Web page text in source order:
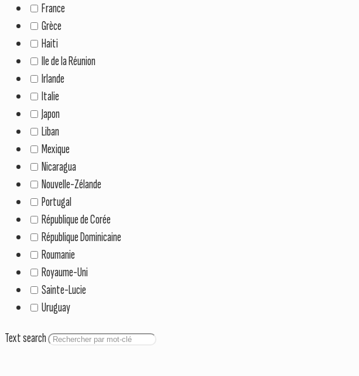
France
Grèce
Haiti
Ile de la Réunion
Irlande
Italie
Japon
Liban
Mexique
Nicaragua
Nouvelle-Zélande
Portugal
République de Corée
République Dominicaine
Roumanie
Royaume-Uni
Sainte-Lucie
Uruguay
Text search